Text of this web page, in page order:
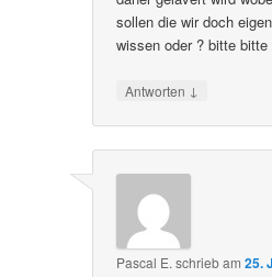
sollen die wir doch
wissen oder ? bitte
Antworten ↓
Pascal E.schriebam25.